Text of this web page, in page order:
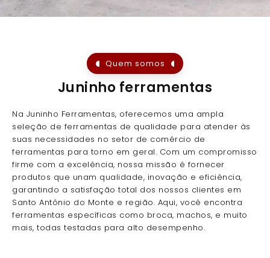
Quem somos
Juninho ferramentas
Na Juninho Ferramentas, oferecemos uma ampla
seleção de ferramentas de qualidade para atender às
suas necessidades no setor de comércio de
ferramentas para torno em geral. Com um compromisso
firme com a excelência, nossa missão é fornecer
produtos que unam qualidade, inovação e eficiência,
garantindo a satisfação total dos nossos clientes em
Santo Antônio do Monte e região. Aqui, você encontra
ferramentas específicas como broca, machos, e muito
mais, todas testadas para alto desempenho.